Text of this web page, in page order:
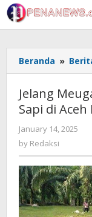
Skip
to
content
Beranda »
Jelang
Sapi di
January 14, 2025
by Redaksi